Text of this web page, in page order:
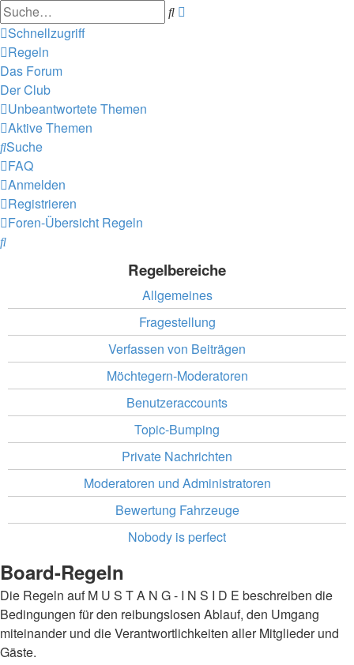
Suche
Schnellzugriff
Regeln
Das Forum
Der Club
Unbeantwortete Themen
Aktive Themen
Suche
FAQ
Anmelden
Registrieren
Foren-Übersicht Regeln
Suche
Regelbereiche
Allgemeines
Fragestellung
Verfassen von Beiträgen
Möchtegern-Moderatoren
Benutzeraccounts
Topic-Bumping
Private Nachrichten
Moderatoren und Administratoren
Bewertung Fahrzeuge
Nobody is perfect
Board-Regeln
Die Regeln auf M U S T A N G - I N S I D E beschreiben die
Bedingungen für den reibungslosen Ablauf, den Umgang
miteinander und die Verantwortlichkeiten aller Mitglieder und
Gäste.